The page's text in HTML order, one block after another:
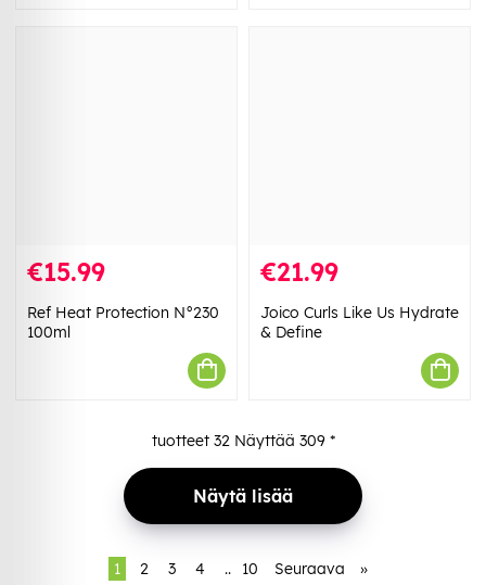
€15.99
Ref Heat Protection N°230
100ml
€21.99
Joico Curls Like Us Hydrate
& Define
tuotteet 32Näyttää 309*
Näytä lisää
1 2 3 4 .. 10 Seuraava »